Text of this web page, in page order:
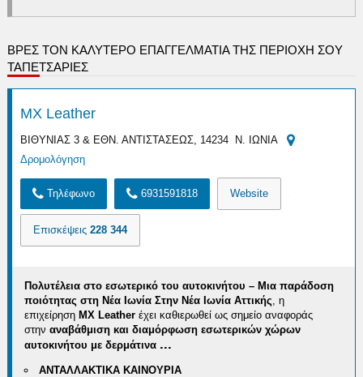
ΒΡΕΣ ΤΟΝ ΚΑΛΎΤΕΡΟ ΕΠΑΓΓΕΛΜΑΤΊΑ ΤΗΣ ΠΕΡΙΟΧΉ ΣΟΥ
ΤΑΠΕΤΣΑΡΙΕΣ
MX Leather
ΒΙΘΥΝΙΑΣ 3 & ΕΘΝ. ΑΝΤΙΣΤΑΣΕΩΣ, 14234 Ν. ΙΩΝΙΑ
Δρομολόγηση
Τηλέφωνο 6931591818 Website
Επισκέψεις228 344
Πολυτέλεια στο εσωτερικό του αυτοκινήτου – Μια παράδοση
ποιότητας στη Νέα Ιωνία Στην Νέα Ιωνία Αττικής , η
επιχείρησηMX Leather έχει καθιερωθεί ως σημείο αναφοράς
στηναναβάθμιση και διαμόρφωση εσωτερικών χώρων
αυτοκινήτου με δερμάτινα ...
ΑΝΤΑΛΛΑΚΤΙΚΑ ΚΑΙΝΟΥΡΙΑ